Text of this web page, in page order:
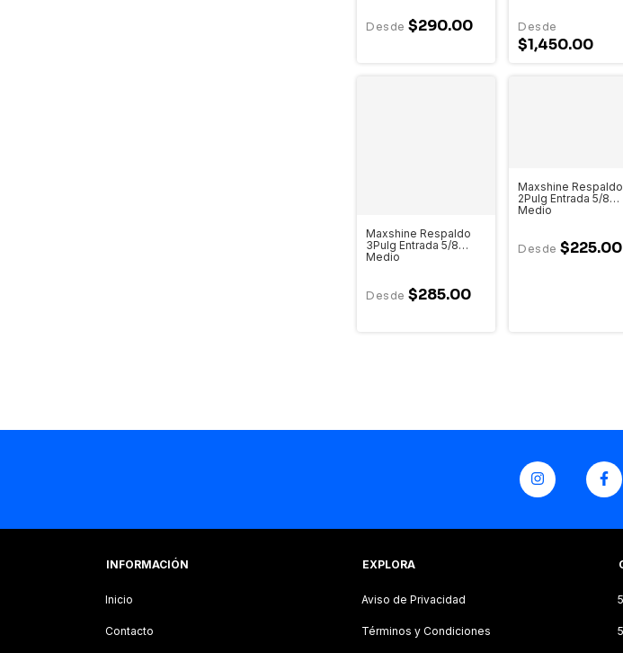
$290.00
$1,450.00
Maxshine Respaldo
3Pulg Entrada 5/8
Medio
$285.00
Maxshine Respaldo
2Pulg Entrada 5/8
Medio
$225.00
INFORMACIÓN
Inicio
Contacto
EXPLORA
Aviso de Privacidad
Términos y Condiciones